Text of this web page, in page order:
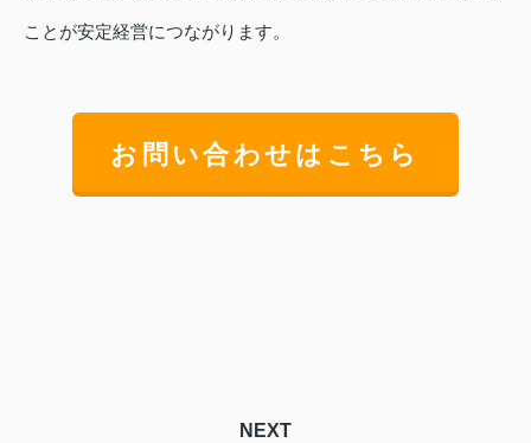
ことが安定経営につながります。
お問い合わせはこちら
NEXT